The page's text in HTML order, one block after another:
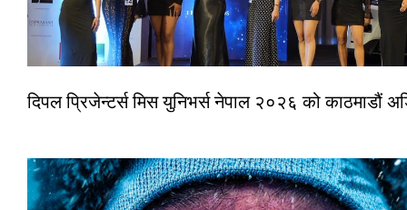
दिपल प्रिजेन्टर्स मिस युनिभर्स नेपाल २०२६ को काठमाडौं